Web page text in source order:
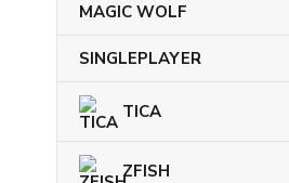
MAGIC WOLF
SINGLEPLAYER
TICA
ZFISH